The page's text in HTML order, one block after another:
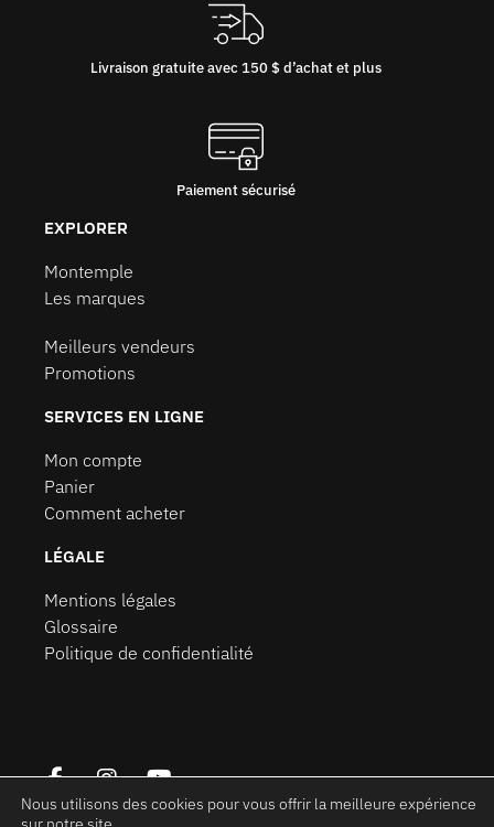
Livraison gratuite avec 150 $ d’achat et plus
Paiement sécurisé
EXPLORER
Montemple
Les marques
Meilleurs vendeurs
Promotions
SERVICES EN LIGNE
Mon compte
Panier
Comment acheter
LÉGALE
Mentions légales
Glossaire
Politique de confidentialité
Nous utilisons des cookies pour vous offrir la meilleure expérience